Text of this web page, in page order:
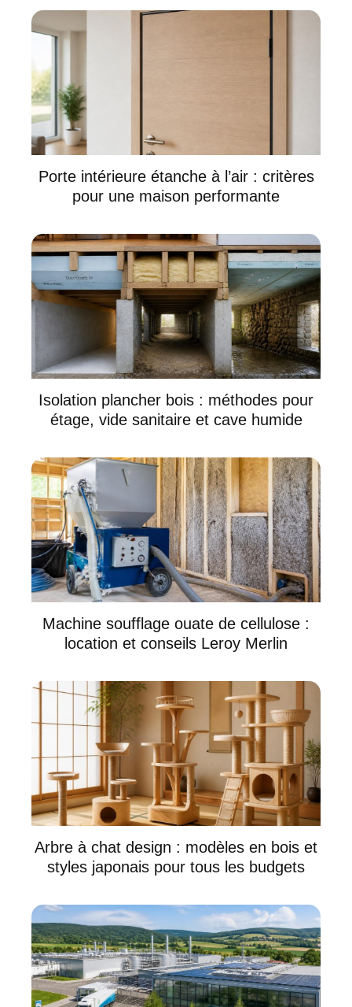
Porte intérieure étanche à l’air : critères
pour une maison performante
Isolation plancher bois : méthodes pour
étage, vide sanitaire et cave humide
Machine soufflage ouate de cellulose :
location et conseils Leroy Merlin
Arbre à chat design : modèles en bois et
styles japonais pour tous les budgets